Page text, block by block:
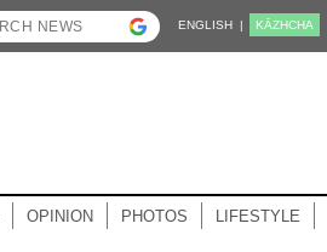
ENGLISH | KĀZHCHA
OPINION PHOTOS LIFESTYLE